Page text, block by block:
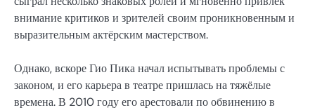
внимание критиков и зрителей своим проникновенным и
выразительным актёрским мастерством.
Однако, вскоре Гио Пика начал испытывать проблемы с
законом, и его карьера в театре пришлась на тяжёлые
времена. В 2010 году его арестовали по обвинению в